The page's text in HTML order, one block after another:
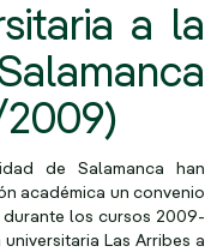
a la
2009)
de Salamanca han
académica un convenio
durante los cursos 2009-
universitaria Las Arribes a